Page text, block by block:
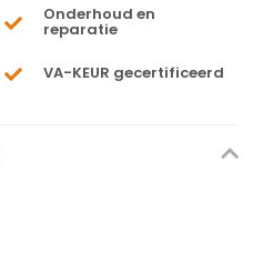
Onderhoud en
reparatie
VA-KEUR gecertificeerd